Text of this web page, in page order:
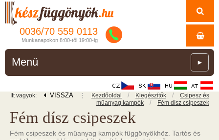
0036/70 559 0113
Munkanapokon 8:00-től 19:00-ig
Menü ►
Itt vagyok: VISSZA ⋮ Kezdőoldal / Kiegészítők /
Csipesz és
műanyag kampók
/ Fém dísz csipeszek
Fém dísz csipeszek
Fém csipeszek és műanyag kampók függönyökhöz. Tartós és